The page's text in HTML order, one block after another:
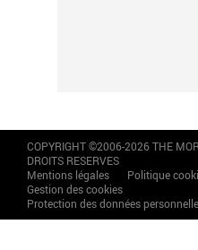
COPYRIGHT ©2006-2026 THE
DROITS RESERVES
Mentions légales
Politique
Gestion des cookies
Protection des données